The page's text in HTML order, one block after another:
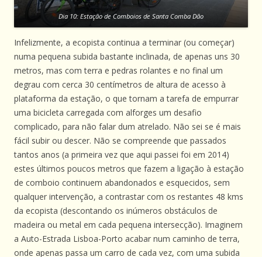
Dia 10: Estação de Comboios de Santa Comba Dão
Infelizmente, a ecopista continua a terminar (ou começar)
numa pequena subida bastante inclinada, de apenas uns 30
metros, mas com terra e pedras rolantes e no final um
degrau com cerca 30 centímetros de altura de acesso à
plataforma da estação, o que tornam a tarefa de empurrar
uma bicicleta carregada com alforges um desafio
complicado, para não falar dum atrelado. Não sei se é mais
fácil subir ou descer. Não se compreende que passados
tantos anos (a primeira vez que aqui passei foi em 2014)
estes últimos poucos metros que fazem a ligação à estação
de comboio continuem abandonados e esquecidos, sem
qualquer intervenção, a contrastar com os restantes 48 kms
da ecopista (descontando os inúmeros obstáculos de
madeira ou metal em cada pequena intersecção). Imaginem
a Auto-Estrada Lisboa-Porto acabar num caminho de terra,
onde apenas passa um carro de cada vez, com uma subida